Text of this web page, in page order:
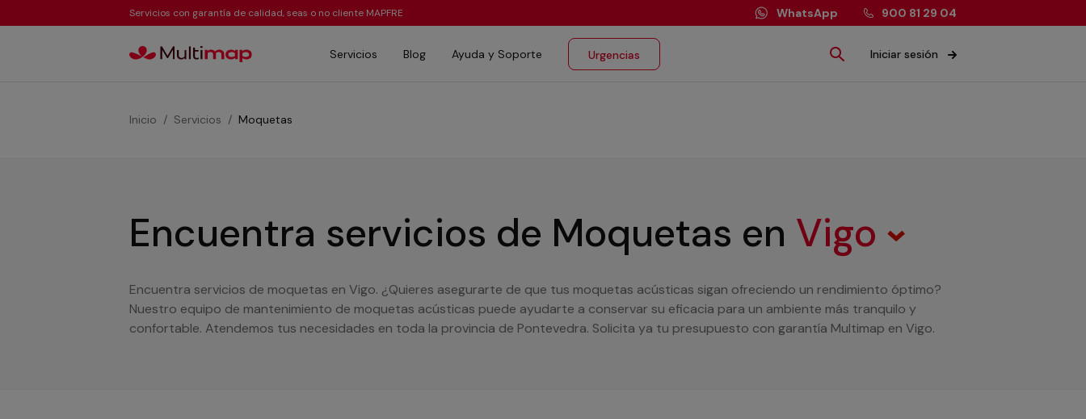
Servicios con garantía de calidad, seas o no cliente MAPFRE WhatsApp 900 81 29 04
Servicios Blog Ayuda y Soporte Urgencias Iniciar sesión
Inicio Servicios Moquetas
Encuentra servicios de Moquetas en Vigo
Encuentra servicios de moquetas en Vigo. ¿Quieres asegurarte de que tus moquetas acústicas sigan ofreciendo un rendimiento óptimo?
Nuestro equipo de mantenimiento de moquetas acústicas puede ayudarte a conservar su eficacia para un ambiente más tranquilo y
confortable. Atendemos tus necesidades en toda la provincia de Pontevedra. Solicita ya tu presupuesto con garantía Multimap en Vigo.